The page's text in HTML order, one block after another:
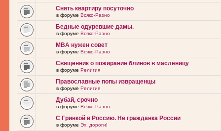
Снять квартиру посуточно
в форуме Всяко-Разно
Бедные одуревшие дамы.
в форуме Всяко-Разно
MBA нужен совет
в форуме Всяко-Разно
Священник о пожирание блинов в масленицу
в форуме Религия
Православные попы извращенцы
в форуме Религия
Дубай, срочно
в форуме Всяко-Разно
С Гринкой в Россию. Не гражданка России
в форуме Эх, дороги!